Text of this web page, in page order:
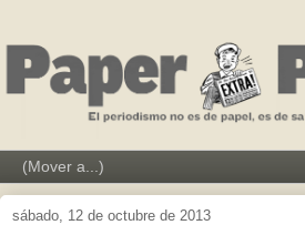
sábado, 12 de octubre de 2013